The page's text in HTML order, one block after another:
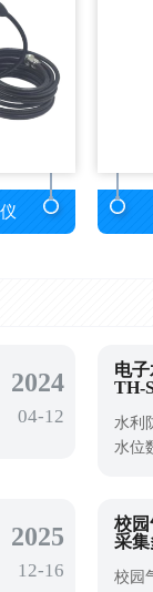
2024
04-12
电
TH-
水利
水位
用全
性更
求，
2025
12-16
校
采
校园